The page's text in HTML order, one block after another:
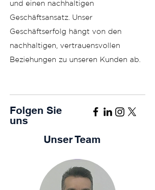
und einen nachhaltigen
Geschäftsansatz. Unser
Geschäftserfolg hängt von den
nachhaltigen, vertrauensvollen
Beziehungen zu unseren Kunden ab.
Folgen Sie
uns
Unser Team